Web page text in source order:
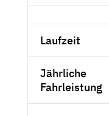
Laufzeit
Jährliche
Fahrleistung